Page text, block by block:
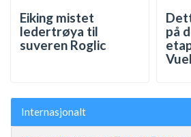
Eiking mistet
ledertrøya til
suveren Roglic
på
Internasjonalt